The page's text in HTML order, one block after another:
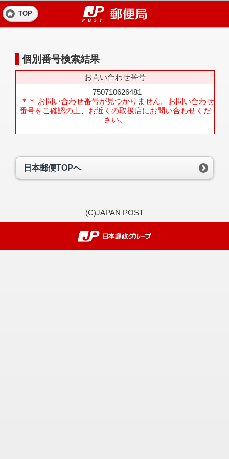
TOP
個別番号検索結果
お問い合わせ番号
750710626481
＊＊ お問い合わせ番号が見つかりません。お問い合わせ
番号をご確認の上、お近くの取扱店にお問い合わせくだ
さい。
日本郵便TOPへ
(C)JAPAN POST